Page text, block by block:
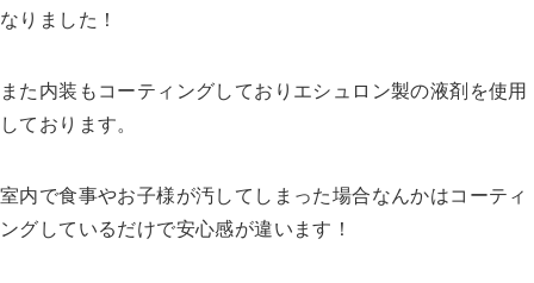
なりました！
また内装もコーティングしておりエシュロン製の液剤を使用
しております。
室内で食事やお子様が汚してしまった場合なんかはコーティ
ングしているだけで安心感が違います！